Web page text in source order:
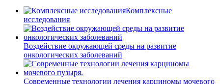
Комплексные
исследования
Воздействие окружающей среды на развитие
онкологических заболеваний
Современные технологии лечения карциномы мочевого